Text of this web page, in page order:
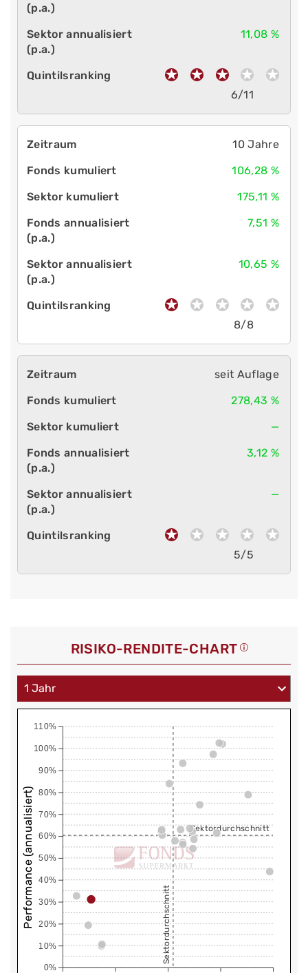
11,08 %
6/11
10 Jahre
106,28 %
175,11 %
7,51 %
10,65 %
8/8
seit Auflage
278,43 %
—
3,12 %
—
5/5
RISIKO-RENDITE-CHART
0%
10%
20%
30%
40%
50%
60%
70%
80%
90%
100%
110%
Sektordurchschnitt
Sektordurchschnitt
Performance (annualisiert)